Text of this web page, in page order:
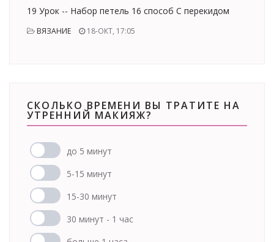
19 Урок -- Набор петель 16 способ С перекидом
ВЯЗАНИЕ 18-ОКТ, 17:05
СКОЛЬКО ВРЕМЕНИ ВЫ ТРАТИТЕ НА
УТРЕННИЙ МАКИЯЖ?
до 5 минут
5-15 минут
15-30 минут
30 минут - 1 час